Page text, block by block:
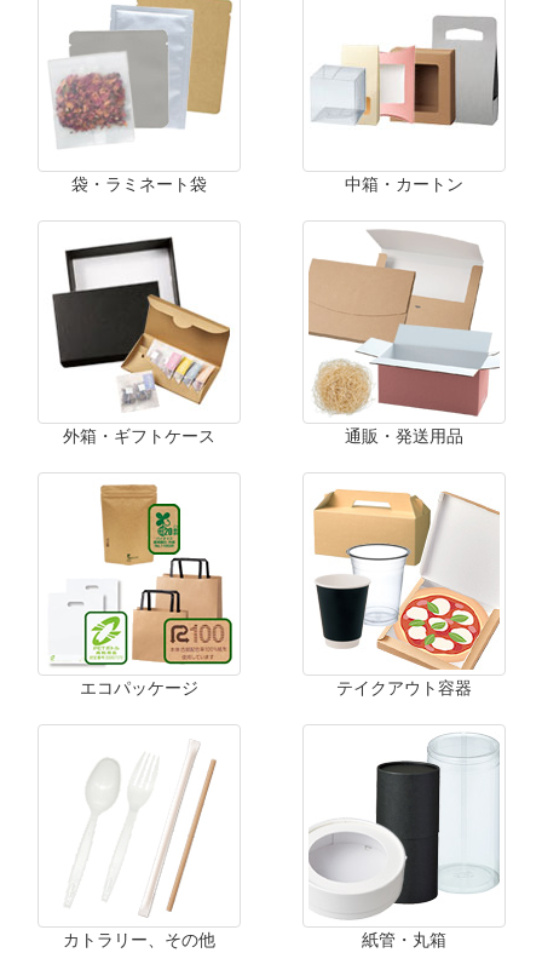
袋・ラミネート袋 中箱・カートン
外箱・ギフトケース 通販・発送用品
エコパッケージ テイクアウト容器
カトラリー、その他 紙管・丸箱